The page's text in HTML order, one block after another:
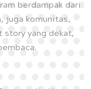
berdampak dari
juga komunitas,
story yang dekat,